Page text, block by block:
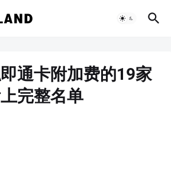
通卡附加费的19家
完整名单